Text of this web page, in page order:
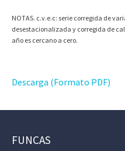
NOTAS. c.v.e.c: serie corregida de
desestacionalizada y corregida de
año es cercano a cero.
Descarga (Formato PDF)
FUNCAS